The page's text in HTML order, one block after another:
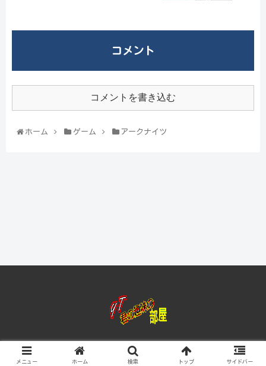
コメント
コメントを書き込む
ホーム ゲーム アークナイツ
© 2020 yt君の趣味の部屋.
メニュー ホーム 検索 トップ サイドバー